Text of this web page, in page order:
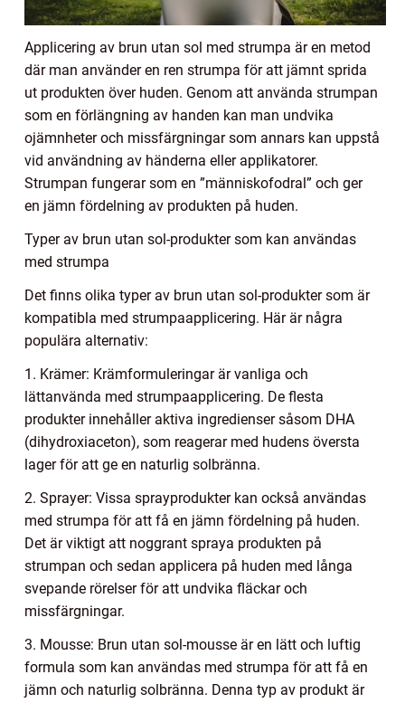
Applicering av brun utan sol med strumpa är en metod
där man använder en ren strumpa för att jämnt sprida
ut produkten över huden. Genom att använda strumpan
som en förlängning av handen kan man undvika
ojämnheter och missfärgningar som annars kan uppstå
vid användning av händerna eller applikatorer.
Strumpan fungerar som en ”människofodral” och ger
en jämn fördelning av produkten på huden.
Typer av brun utan sol-produkter som kan användas
med strumpa
Det finns olika typer av brun utan sol-produkter som är
kompatibla med strumpaapplicering. Här är några
populära alternativ:
1. Krämer: Krämformuleringar är vanliga och
lättanvända med strumpaapplicering. De flesta
produkter innehåller aktiva ingredienser såsom DHA
(dihydroxiaceton), som reagerar med hudens översta
lager för att ge en naturlig solbränna.
2. Sprayer: Vissa sprayprodukter kan också användas
med strumpa för att få en jämn fördelning på huden.
Det är viktigt att noggrant spraya produkten på
strumpan och sedan applicera på huden med långa
svepande rörelser för att undvika fläckar och
missfärgningar.
3. Mousse: Brun utan sol-mousse är en lätt och luftig
formula som kan användas med strumpa för att få en
jämn och naturlig solbränna. Denna typ av produkt är